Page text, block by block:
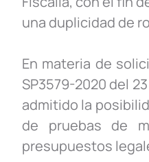
una duplicidad de
En materia de
SP3579-2020 del
admitido la
de pruebas de
presupuestos